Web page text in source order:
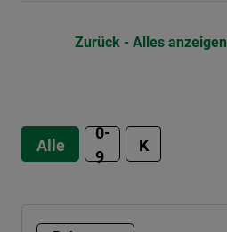
Zurück - Alles anzeigen
Alle
0-
9
K